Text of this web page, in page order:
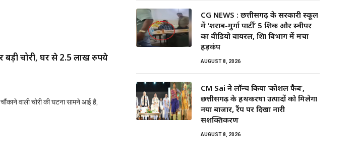
बड़ी चोरी, घर से 2.5 लाख रुपये
वाली चोरी की घटना सामने आई है,
CG NEWS : छत्तीसगढ़ के सरकारी स्कूल
में ‘शराब-मुर्गा पार्टी’ 5 शिक्षक और स्वीपर
का वीडियो वायरल, शिक्षा विभाग में मचा
हड़कंप
AUGUST 8, 2026
CM Sai ने लॉन्च किया ‘कोशल फैब’,
छत्तीसगढ़ के हथकरघा उत्पादों को मिलेगा
नया बाजार, रैंप पर दिखा नारी
सशक्तिकरण
AUGUST 8, 2026